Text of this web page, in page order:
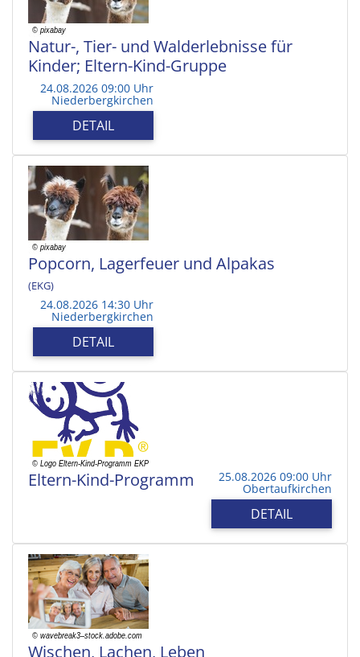
Natur-, Tier- und Walderlebnisse für
Kinder; Eltern-Kind-Gruppe
24.08.2026 09:00 Uhr
Niederbergkirchen
DETAIL
Popcorn, Lagerfeuer und Alpakas
(EKG)
24.08.2026 14:30 Uhr
Niederbergkirchen
DETAIL
Eltern-Kind-Programm 25.08.2026 09:00 Uhr
Obertaufkirchen
DETAIL
Wischen, Lachen, Leben